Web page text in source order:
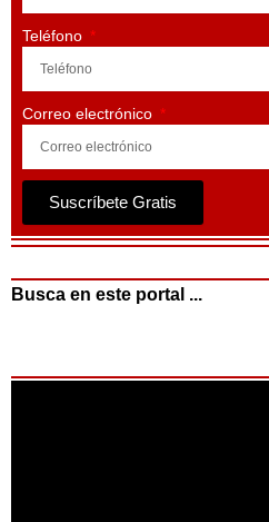
Teléfono
Correo electrónico
Suscríbete Gratis
Busca en este portal ...